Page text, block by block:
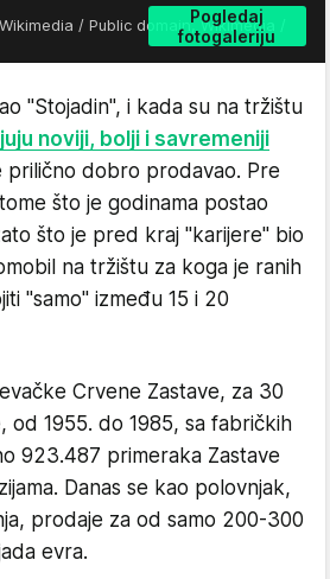
Pogledaj
fotogaleriju
/ Public domain, Wikimedia /
"Stojadin", i kada su na tržištu
noviji, bolji i savremeniji
prilično dobro prodavao. Pre
što je godinama postao
što je pred kraj "karijere" bio
na tržištu za koga je ranih
"samo" između 15 i 20
Crvene Zastave, za 30
od 1955. do 1985, sa fabričkih
923.487 primeraka Zastave
Danas se kao polovnjak,
prodaje za od samo 200-300
evra.